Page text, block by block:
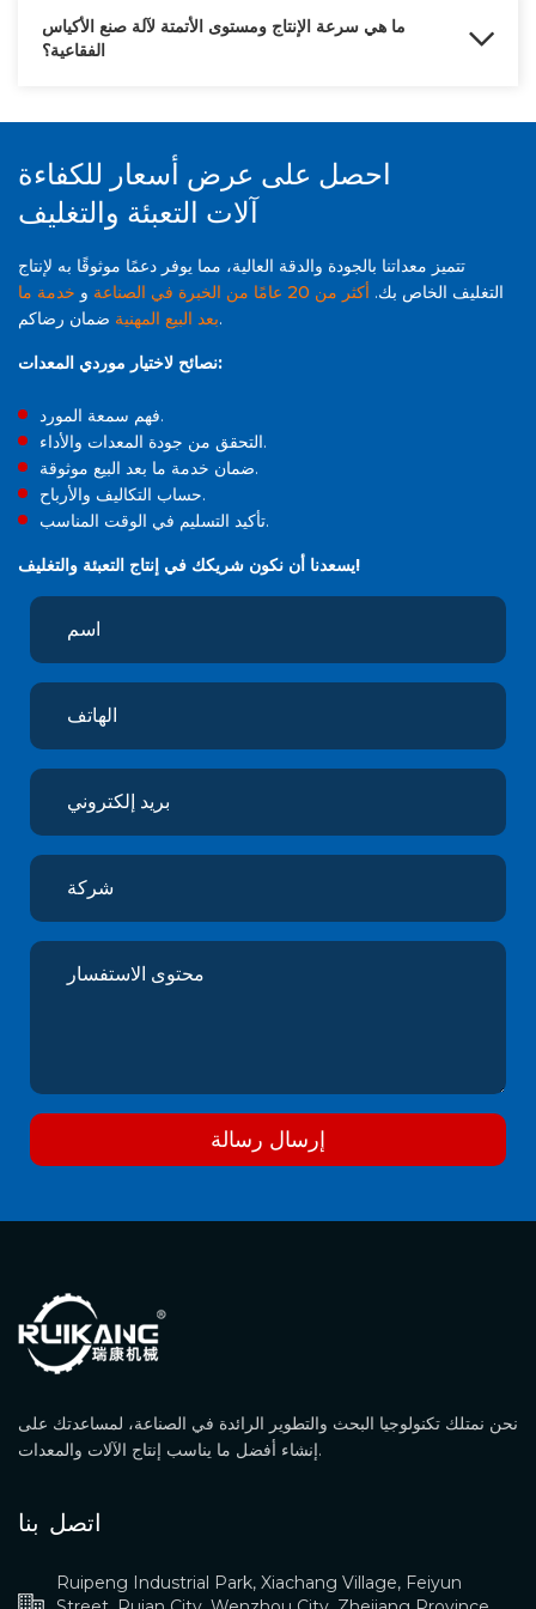
ما هي سرعة الإنتاج ومستوى الأتمتة لآلة صنع الأكياس
الفقاعية؟
دقيقة (سرعة مضاعفة للأكياس الصغيرة) ودرجة عالية من الأتمتة.
احصل على عرض أسعار للكفاءة
آلات التعبئة والتغليف
تتميز معداتنا بالجودة والدقة العالية، مما يوفر دعمًا موثوقًا به لإنتاج
التغليف الخاص بك. أكثر من 20 عامًا من الخبرة في الصناعة و خدمة ما
بعد البيع المهنيةضمان رضاكم.
نصائح لاختيار موردي المعدات:
فهم سمعة المورد.
التحقق من جودة المعدات والأداء.
ضمان خدمة ما بعد البيع موثوقة.
حساب التكاليف والأرباح.
تأكيد التسليم في الوقت المناسب.
يسعدنا أن نكون شريكك في إنتاج التعبئة والتغليف!
إرسال رسالة
نحن نمتلك تكنولوجيا البحث والتطوير الرائدة في الصناعة، لمساعدتك على
إنشاء أفضل ما يناسب إنتاج الآلات والمعدات.
اتصل بنا
Ruipeng Industrial Park, Xiachang Village, Feiyun